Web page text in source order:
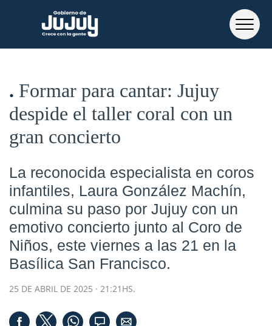
Formar para cantar: Jujuy
despide el taller coral con un
gran concierto
La reconocida especialista en coros
infantiles, Laura González Machín,
culmina su paso por Jujuy con un
emotivo concierto junto al Coro de
Niños, este viernes a las 21 en la
Basílica San Francisco.
25 DE ABRIL DE 2025 · 21:21HS.